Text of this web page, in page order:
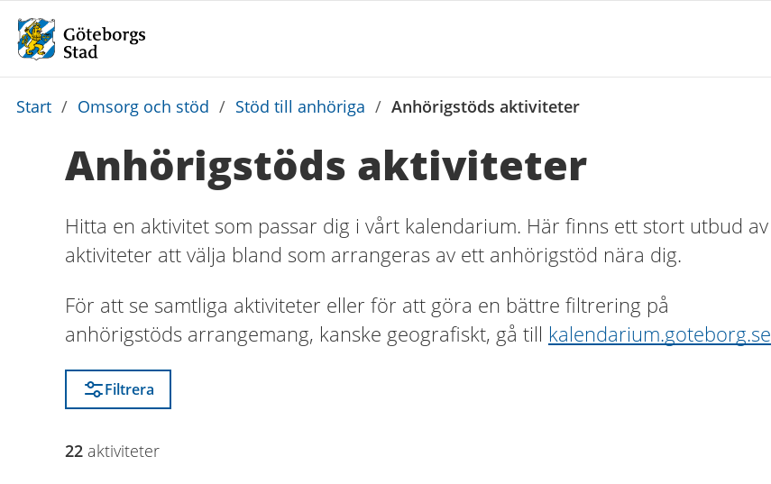
Du
Start / Omsorg och stöd / Stöd till anhöriga / Anhörigstöds aktiviteter
Anhörigstöds aktiviteter
Hitta en aktivitet som passar dig i vårt kalendarium. Här finns ett stort utbud av
aktiviteter att välja bland som arrangeras av ett anhörigstöd nära dig.
För att se samtliga aktiviteter eller för att göra en bättre filtrering på
anhörigstöds arrangemang, kanske geografiskt, gå till kalendarium.goteborg.se
Filtrera
22 aktiviteter